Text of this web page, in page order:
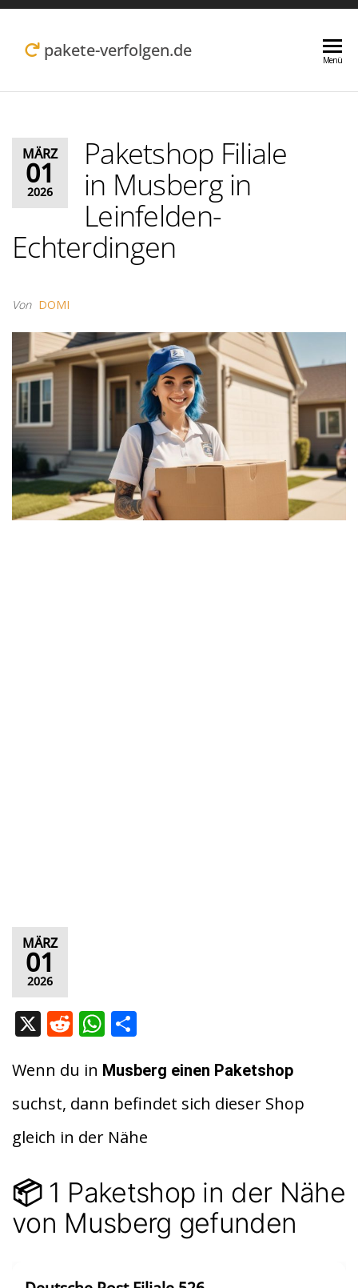
Zum
Inhalt pakete-verfolgen.de Menü
MÄRZ
01
2026
Paketshop Filiale
in Musberg in
Leinfelden-
Echterdingen
Von DOMI
MÄRZ
01
2026
X R
d
di
t
W
at
s
A
p
le
n
Wenn du in Musberg einen Paketshop
suchst, dann befindet sich dieser Shop
gleich in der Nähe
📦1 Paketshop in der Nähe
von Musberg gefunden